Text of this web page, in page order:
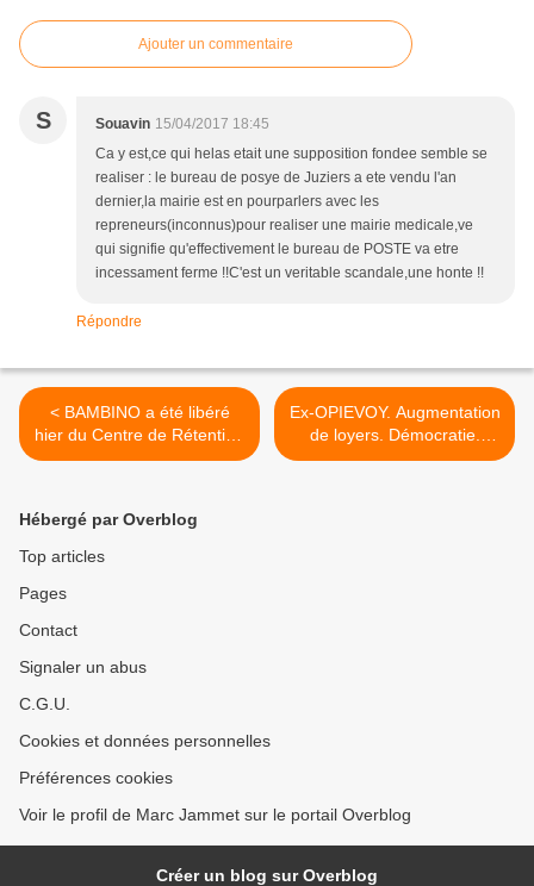
Ajouter un commentaire
S Souavin 15/04/2017 18:45
Ca y est,ce qui helas etait une supposition fondee semble se
realiser : le bureau de posye de Juziers a ete vendu l'an
dernier,la mairie est en pourparlers avec les
repreneurs(inconnus)pour realiser une mairie medicale,ve
qui signifie qu'effectivement le bureau de POSTE va etre
incessament ferme !!C'est un veritable scandale,une honte !!
Répondre
< BAMBINO a été libéré
hier du Centre de Rétention
Administrative de Plaisir
Ex-OPIEVOY. Augmentation
de loyers. Démocratie.
Comment "LR" tente - déjà
Hébergé par Overblog
Top articles
Pages
Contact
Signaler un abus
C.G.U.
Cookies et données personnelles
Préférences cookies
Voir le profil de Marc Jammet sur le portail Overblog
Créer un blog sur Overblog